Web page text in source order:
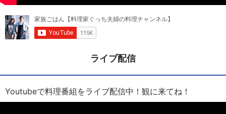
ライブ配信
Youtubeで料理番組をライブ配信中！観に来てね！